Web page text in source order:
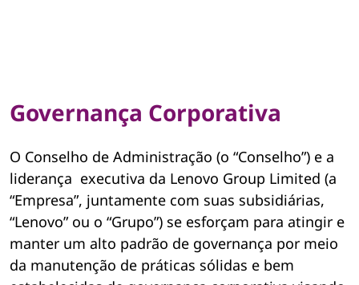
Governança Corporativa
O Conselho de Administração (o “Conselho”) e a
liderança executiva da Lenovo Group Limited (a
“Empresa”, juntamente com suas subsidiárias,
“Lenovo” ou o “Grupo”) se esforçam para atingir e
manter um alto padrão de governança por meio
da manutenção de práticas sólidas e bem